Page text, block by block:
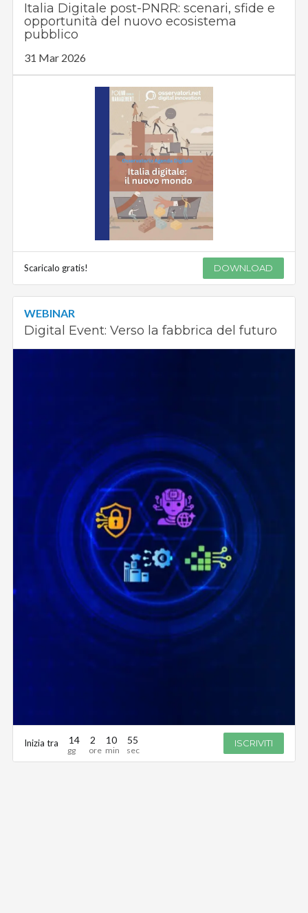
Italia Digitale post-PNRR: scenari, sfide e
opportunità del nuovo ecosistema
pubblico
31 Mar 2026
Scaricalo gratis! DOWNLOAD
WEBINAR
Digital Event: Verso la fabbrica del futuro
Inizia tra 14 2 10 55 ISCRIVITI